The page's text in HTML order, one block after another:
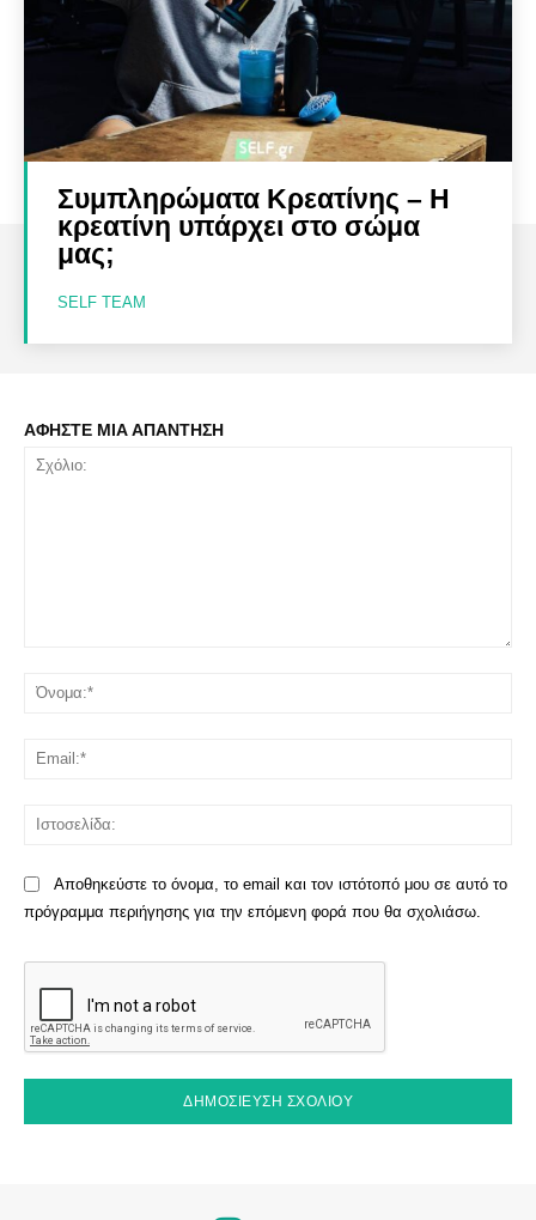
Συμπληρώματα Κρεατίνης – Η
κρεατίνη υπάρχει στο σώμα
μας;
SELF TEAM
ΑΦΗΣΤΕ ΜΙΑ ΑΠΑΝΤΗΣΗ
Αποθηκεύστε το όνομα, το email και τον ιστότοπό μου σε αυτό το
πρόγραμμα περιήγησης για την επόμενη φορά που θα σχολιάσω.